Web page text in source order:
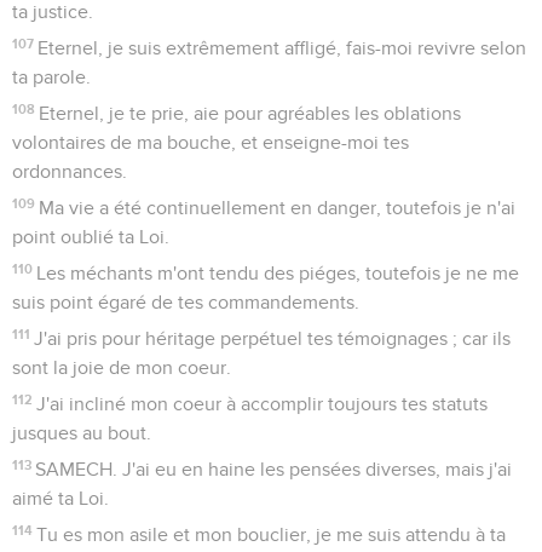
ta justice.
107 Eternel, je suis extrêmement affligé, fais-moi revivre selon
ta parole.
108 Eternel, je te prie, aie pour agréables les oblations
volontaires de ma bouche, et enseigne-moi tes
ordonnances.
109 Ma vie a été continuellement en danger, toutefois je n'ai
point oublié ta Loi.
110 Les méchants m'ont tendu des piéges, toutefois je ne me
suis point égaré de tes commandements.
111 J'ai pris pour héritage perpétuel tes témoignages ; car ils
sont la joie de mon coeur.
112 J'ai incliné mon coeur à accomplir toujours tes statuts
jusques au bout.
113 SAMECH. J'ai eu en haine les pensées diverses, mais j'ai
aimé ta Loi.
114 Tu es mon asile et mon bouclier, je me suis attendu à ta